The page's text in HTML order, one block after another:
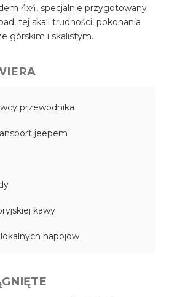
4x4, specjalnie przygotowany
tej skali trudności, pokonania
górskim i skalistym.
przewodnika
jeepem
kawy
napojów